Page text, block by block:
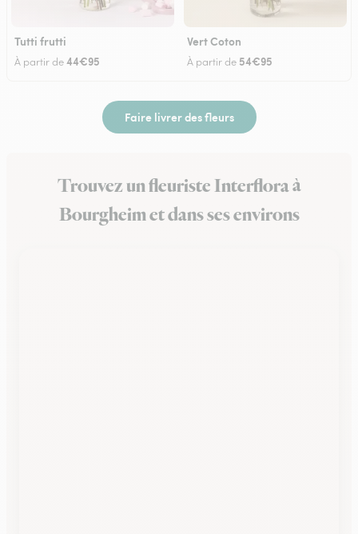
Tutti frutti
À partir de44€95
Vert Coton
À partir de 54€95
Faire livrer des fleurs
Trouvez un fleuriste Interflora à
Bourgheim et dans ses environs